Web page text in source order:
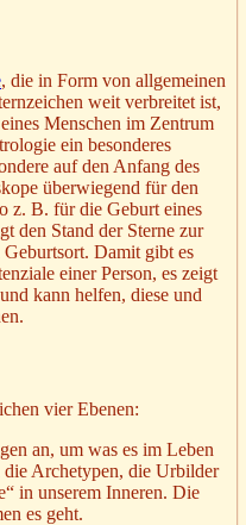
, die in Form von allgemeinen
weit verbreitet ist,
Menschen im Zentrum
ein besonderes
auf den Anfang des
überwiegend für den
z. B. für die Geburt eines
den Stand der Sterne zur
Damit gibt es
einer Person, es zeigt
kann helfen, diese und
vier Ebenen:
an, um was es im Leben
die Archetypen, die Urbilder
in unserem Inneren. Die
es geht.